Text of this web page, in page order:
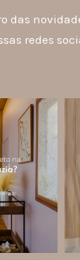
das
redes
espaço
que
Luzia e
arquitetos,
...
0